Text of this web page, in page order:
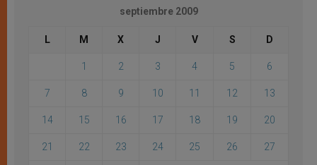
septiembre 2009
L M X J V S D
1 2 3 4 5 6
7 8 9 10 11 12 13
14 15 16 17 18 19 20
21 22 23 24 25 26 27